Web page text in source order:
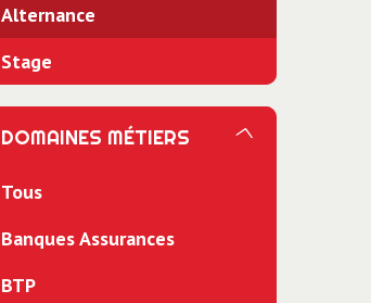
Alternance
Stage
DOMAINES MÉTIERS
Tous
Banques Assurances
BTP